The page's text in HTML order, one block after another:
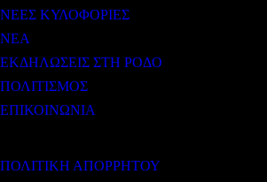
ΝΕΕΣ ΚΥΛΟΦΟΡΙΕΣ
ΝΕΑ
ΕΚΔΗΛΩΣΕΙΣ ΣΤΗ ΡΟΔΟ
ΠΟΛΙΤΙΣΜΟΣ
ΕΠΙΚΟΙΝΩΝΙΑ
ΠΟΛΙΤΙΚΗ ΑΠΟΡΡΗΤΟΥ